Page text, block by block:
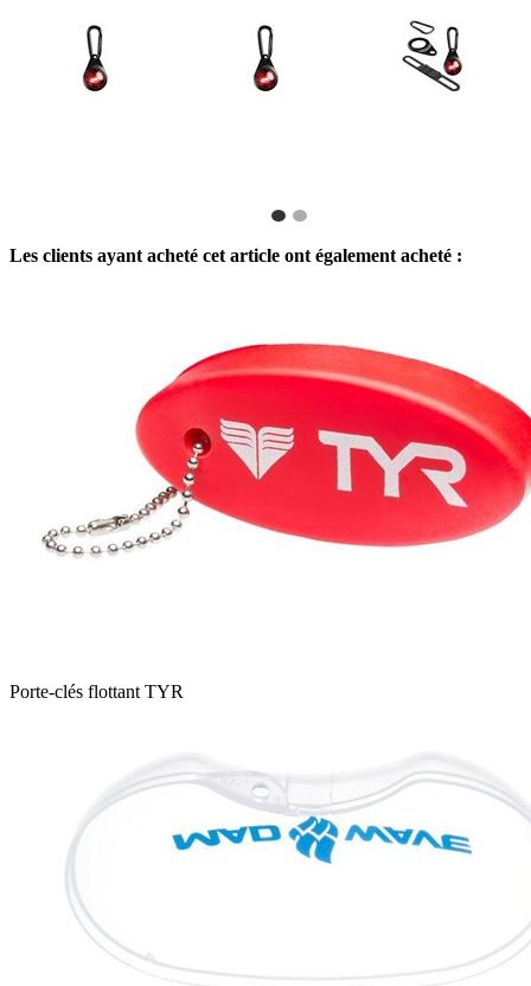
Les clients ayant acheté cet article ont également acheté :
Porte-clés flottant TYR